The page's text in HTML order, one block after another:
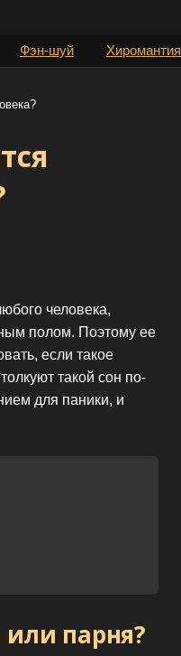
Фэн-шуй Хиромантия
человека,
полом. Поэтому ее
если такое
толкуют такой сон по-
для паники, и
парня?